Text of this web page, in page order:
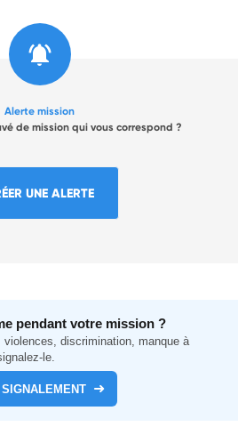
Alerte mission
de mission qui vous correspond ?
UNE ALERTE
pendant votre mission ?
violences, discrimination, manque à
le.